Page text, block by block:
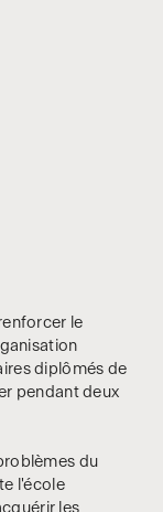
le
diplômés de
pendant deux
du
l'école
les